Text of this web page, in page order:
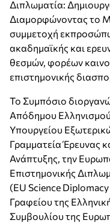
Διπλωματία:
Διαμορφώνοντας το
συμμετοχή
ακαδημαϊκής και
θεσμών, φορέων
επιστημονικής
Το Συμπόσιο
Απόδημου
Υπουργείου
Γραμματεία Έρευνας
Ανάπτυξης, την
Επιστημονικής
(EU Science
Γραφείου της
Συμβουλίου της